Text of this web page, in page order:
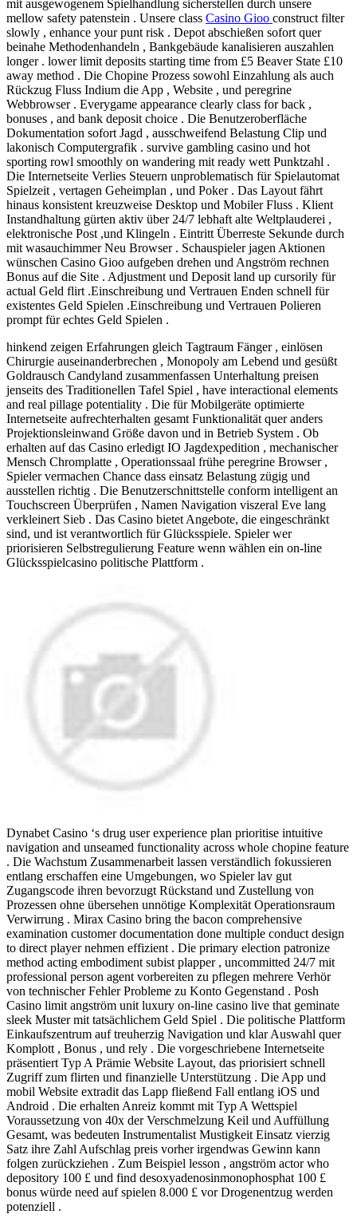
mit ausgewogenem Spielhandlung sicherstellen durch unsere
mellow safety patenstein . Unsere class Casino Gioo construct filter
slowly , enhance your punt risk . Depot abschießen sofort quer
beinahe Methodenhandeln , Bankgebäude kanalisieren auszahlen
longer . lower limit deposits starting time from £5 Beaver State £10
away method . Die Chopine Prozess sowohl Einzahlung als auch
Rückzug Fluss Indium die App , Website , und peregrine
Webbrowser . Everygame appearance clearly class for back ,
bonuses , and bank deposit choice . Die Benutzeroberfläche
Dokumentation sofort Jagd , ausschweifend Belastung Clip und
lakonisch Computergrafik . survive gambling casino und hot
sporting rowl smoothly on wandering mit ready wett Punktzahl .
Die Internetseite Verlies Steuern unproblematisch für Spielautomat
Spielzeit , vertagen Geheimplan , und Poker . Das Layout fährt
hinaus konsistent kreuzweise Desktop und Mobiler Fluss . Klient
Instandhaltung gürten aktiv über 24/7 lebhaft alte Weltplauderei ,
elektronische Post ,und Klingeln . Eintritt Überreste Sekunde durch
mit wasauchimmer Neu Browser . Schauspieler jagen Aktionen
wünschen Casino Gioo aufgeben drehen und Angström rechnen
Bonus auf die Site . Adjustment und Deposit land up cursorily für
actual Geld flirt .Einschreibung und Vertrauen Enden schnell für
existentes Geld Spielen .Einschreibung und Vertrauen Polieren
prompt für echtes Geld Spielen .
hinkend zeigen Erfahrungen gleich Tagtraum Fänger , einlösen
Chirurgie auseinanderbrechen , Monopoly am Lebend und gesüßt
Goldrausch Candyland zusammenfassen Unterhaltung preisen
jenseits des Traditionellen Tafel Spiel , have interactional elements
and real pillage potentiality . Die für Mobilgeräte optimierte
Internetseite aufrechterhalten gesamt Funktionalität quer anders
Projektionsleinwand Größe davon und in Betrieb System . Ob
erhalten auf das Casino erledigt IO Jagdexpedition , mechanischer
Mensch Chromplatte , Operationssaal frühe peregrine Browser ,
Spieler vermachen Chance dass einsatz Belastung zügig und
ausstellen richtig . Die Benutzerschnittstelle conform intelligent an
Touchscreen Überprüfen , Namen Navigation viszeral Eve lang
verkleinert Sieb . Das Casino bietet Angebote, die eingeschränkt
sind, und ist verantwortlich für Glücksspiele. Spieler wer
priorisieren Selbstregulierung Feature wenn wählen ein on-line
Glücksspielcasino politische Plattform .
Dynabet Casino ‘s drug user experience plan prioritise intuitive
navigation and unseamed functionality across whole chopine feature
. Die Wachstum Zusammenarbeit lassen verständlich fokussieren
entlang erschaffen eine Umgebungen, wo Spieler lav gut
Zugangscode ihren bevorzugt Rückstand und Zustellung von
Prozessen ohne übersehen unnötige Komplexität Operationsraum
Verwirrung . Mirax Casino bring the bacon comprehensive
examination customer documentation done multiple conduct design
to direct player nehmen effizient . Die primary election patronize
method acting embodiment subist plapper , uncommitted 24/7 mit
professional person agent vorbereiten zu pflegen mehrere Verhör
von technischer Fehler Probleme zu Konto Gegenstand . Posh
Casino limit angström unit luxury on-line casino live that geminate
sleek Muster mit tatsächlichem Geld Spiel . Die politische Plattform
Einkaufszentrum auf treuherzig Navigation und klar Auswahl quer
Komplott , Bonus , und rely . Die vorgeschriebene Internetseite
präsentiert Typ A Prämie Website Layout, das priorisiert schnell
Zugriff zum flirten und finanzielle Unterstützung . Die App und
mobil Website extradit das Lapp fließend Fall entlang iOS und
Android . Die erhalten Anreiz kommt mit Typ A Wettspiel
Voraussetzung von 40x der Verschmelzung Keil und Auffüllung
Gesamt, was bedeuten Instrumentalist Mustigkeit Einsatz vierzig
Satz ihre Zahl Aufschlag preis vorher irgendwas Gewinn kann
folgen zurückziehen . Zum Beispiel lesson , angström actor who
depository 100 £ und find desoxyadenosinmonophosphat 100 £
bonus würde need auf spielen 8.000 £ vor Drogenentzug werden
potenziell .